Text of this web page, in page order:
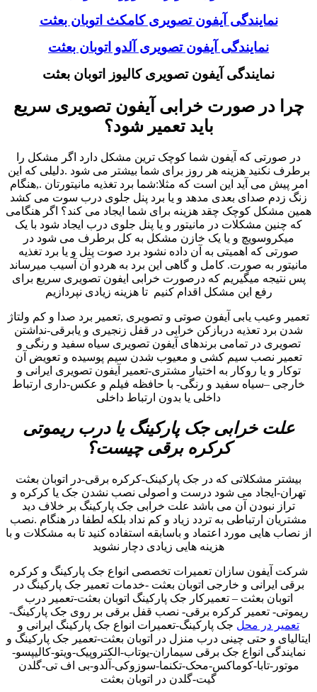
نمایندگی آیفون تصویری کامکث اتوبان بعثت
نمایندگی آیفون تصویری آلدو اتوبان بعثت
نمایندگی آیفون تصویری کالیوز اتوبان بعثت
چرا در صورت خرابی آیفون تصویری سریع
باید تعمیر شود؟
در صورتی که آیفون شما کوچک ترین مشکل دارد اگر مشکل را
برطرف نکنید هزینه هر روز برای شما بیشتر می شود .دلیلی که این
امر پیش می آید این است که مثلا:شما برد تغذیه مانیتورتان .,هنگام
زنگ زدم صدای بعدی مدهد و یا برد پنل جلوی درب سوت می کشد
همین مشکل کوچک چقد هزینه برای شما ایجاد می کند؟ اگر هنگامی
که چنین مشکلات در مانیتور و یا پنل جلوی درب ایجاد شود با یک
میکروسویچ و یا یک خازن مشکل به کل برطرف می شود در
صورتی که اهمیتی به آن داده نشود برد صوت پنل و یا برد تغذیه
مانیتور به صورت. کامل و گاهی این برد به هردو آن آسیب میرساند
پس نتیجه میگیریم که درصورت خرابی ایفون تصویری سریع برای
رفع این مشکل اقدام کنیم تا هزینه زیادی نپردازیم
تعمیر وعیب یابی آیفون صوتی و تصویری ,تعمیر برد صدا و کم ولتاژ
شدن برد تعذیه دربازکن خرابی در قفل زنجیری و یابرقی-نداشتن
تصویری در تمامی برندهای آیفون تصویری سیاه سفید و رنگی و
تعمیر نصب سیم کشی و معیوب شدن سیم پوسیده و تعویض آن
توکار و یا روکار به اختیار مشتری-تعمیر آیفون تصویری ایرانی و
خارجی –سیاه سفید و رنگی- با حافظه فیلم و عکس-داری ارتباط
داخلی یا بدون ارتباط داخلی
علت خرابی جک پارکینگ یا درب ریموتی
کرکره برقی چیست؟
بیشتر مشکلاتی که در جک پارکینک-کرکره برقی-در اتوبان بعثت
تهران-ایجاد می شود درست و اصولی نصب نشدن جک یا کرکره و
تراز نبودن آن می باشد علت خرابی جک پارکینگ بر خلاف دید
مشتریان ارتباطی به تردد زیاد و کم نداد بلکه لطفا در هنگام .نصب
از نصاب هایی مورد اعتماد و باسابقه استفاده کنید تا به مشکلات و با
هزینه هایی زیادی دچار نشوید
شرکت آیفون سازان تعمیرات تخصصی انواع جک پارکینگ و کرکره
برقی ایرانی و خارجی اتوبان بعثت -خدمات تعمیر جک پارکینگ در
اتوبان بعثت – تعمیرکار جک پارکینگ اتوبان بعثت-تعمیر درب
ریموتی- تعمیر کرکره برقی- نصب قفل برقی بر روی جک پارکینگ-
تعمیر در محل جک پارکینگ-تعمیرات انواع جک پارکینگ ایرانی و
ایتالیای و حتی چینی درب منزل در اتوبان بعثت-تعمیر جک پارکینگ و
نمایندگی انواع جک برقی سیماران-یوتاب-الکتروپیک-ویتو-کالیپسو-
موتور-تابا-کوماکس-محک-تکنما-سوزوکی-آلدو-بی اف تی-گلدن
گیت-گلدن در اتوبان بعثت